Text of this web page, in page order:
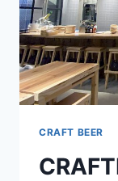
CRAFT BEER